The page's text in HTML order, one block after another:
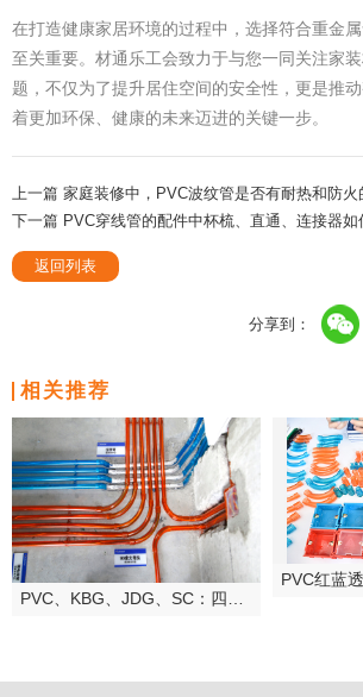
在打造健康家居环境的过程中，选择符合重金
至关重要。材通乐工会致力于与您一同关注家
题，不仅为了提升居住空间的安全性，更是推
着更加环保、健康的未来迈进的关键一步。
上一篇 家庭装修中，PVC波纹管是否有耐热和防火
下一篇 PVC穿线管的配件中杯梳、直通、连接器如
返回列表
分享到：
相关推荐
PVC、KBG、JDG、SC：四种常用线管的对比总结及选择